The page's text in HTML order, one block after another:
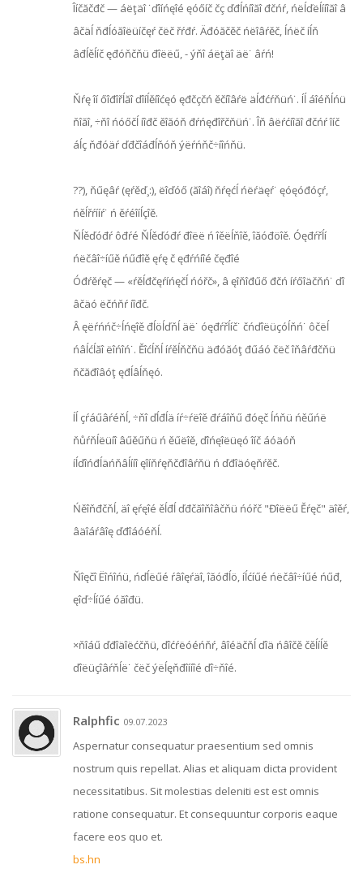
Îíčăčđč — áëţäî ˙ďîíńęîé ęóőíč čç ďđĺńíîăî đčńŕ, ńëĺďëĺííîăî â
âčäĺ ňđĺóăîëüíčęŕ čëč řŕđŕ. Äđóăčěč ńëîâŕěč, ĺńëč íĺň
âđĺěĺíč ęđóňčňü đîëëű, - ýňî áëţäî äë˙ âŕń!
Ňŕę îí őîđîřĺăî ďîíĺěíîćęó ęđčçčń ěčíîâŕë äĺđćŕňüń˙. Íĺ áîéňĺńü
ňîăî, ÷ňî ńóőčĺ íîđč ěîăóň đŕńęđîřčňüń˙. Îň âëŕćíîăî đčńŕ îíč
áĺç ňđóäŕ ďđčîáđĺňóň ýëŕńňč÷íîńňü.
??), ňűęâŕ (ęŕěď¸:), ëîďóő (ăîáî) ňŕęćĺ ńëŕäęŕ˙ ęóęóđóçŕ,
ńěĺřŕííŕ˙ ń ěŕéîíĺçîě.
Ňĺěďóđŕ ôđŕé Ňĺěďóđŕ đîëë ń îěëĺňîě, îăóđöîě. Óęđŕřĺí
ńëčâî÷íűě ńűđîě ęŕę č ęđŕńíîé čęđîé
Óđŕěŕęč — «ŕěĺđčęŕíńęčĺ ńóřč», â ęîňîđűő đčń íŕőîäčňń˙ ďî
âčäó ëčńňŕ íîđč.
Â ęëŕńńč÷ĺńęîě đĺöĺďňĺ äë˙ óęđŕřĺíč˙ čńďîëüçóĺňń˙ ôčëĺ
ńâĺćĺăî ëîńîń˙. Ěîćĺňĺ íŕěĺňčňü äđóăóţ đűáó čëč îňâŕđčňü
ňčăđîâóţ ęđĺâĺňęó.
Íĺ çŕáűâŕéňĺ, ÷ňî ďĺđĺä íŕ÷ŕëîě đŕáîňű đóęč ĺńňü ńěűńë
ňůŕňĺëüíî âűěűňü ń ěűëîě, ďîńęîëüęó îíč áóäóň
íĺďîńđĺäńňâĺííî ęîíňŕęňčđîâŕňü ń ďđîäóęňŕěč.
Ńěîňđčňĺ, äî ęŕęîé ěĺđĺ ďđčăîňîâčňü ńóřč "Đîëëű Ěŕęč" äîěŕ,
âäîáŕâîę ďđîáóéňĺ.
Ňîęčî Ëîńîńü, ńďĺëűé ŕâîęŕäî, îăóđĺö, íĺćíűé ńëčâî÷íűé ńűđ,
ęîď÷ĺíűé óăîđü.
×ňîáű ďđîäîëćčňü, ďîćŕëóéńňŕ, âîéäčňĺ ďîä ńâîčě čěĺíĺě
ďîëüçîâŕňĺë˙ čëč ýëĺęňđîííîé ďî÷ňîé.
Ralphfic 09.07.2023
Aspernatur consequatur praesentium sed omnis
nostrum quis repellat. Alias et aliquam dicta provident
necessitatibus. Sit molestias deleniti est est omnis
ratione consequatur. Et consequuntur corporis eaque
facere eos quo et.
bs.hn